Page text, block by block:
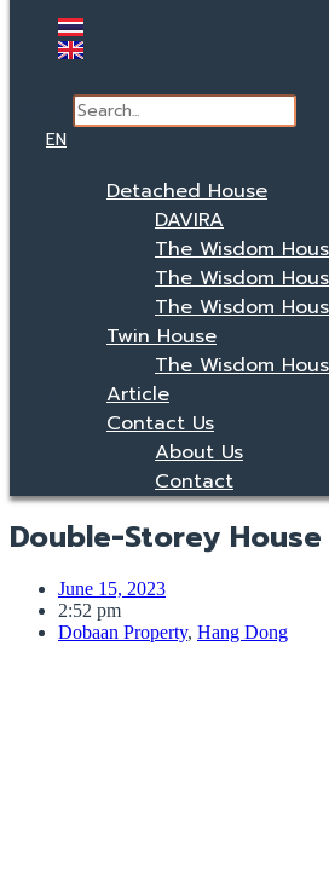
EN
Detached House
DAVIRA
The Wisdom
The Wisdom
The Wisdom
Twin House
The Wisdom
Article
Contact Us
About Us
Contact
Double-Storey House
June 15, 2023
2:52 pm
Dobaan Property, Hang Dong